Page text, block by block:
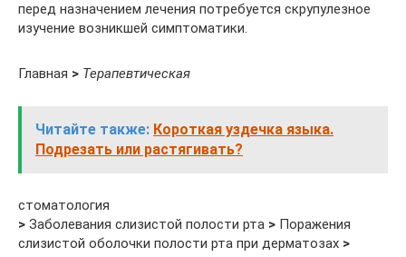
перед назначением лечения потребуется скрупулезное
изучение возникшей симптоматики.
Главная > Терапевтическая
Читайте также: Короткая уздечка языка.
Подрезать или растягивать?
стоматология
> Заболевания слизистой полости рта > Поражения
слизистой оболочки полости рта при дерматозах >